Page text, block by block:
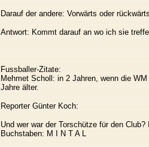
Darauf der andere: Vorwärts oder
Antwort: Kommt darauf an wo ich sie
Fussballer-Zitate:
Mehmet Scholl: in 2 Jahren, wenn die
Jahre älter.
Reporter Günter Koch:
Und wer war der Torschütze für den Club?
Buchstaben: M I N T A L